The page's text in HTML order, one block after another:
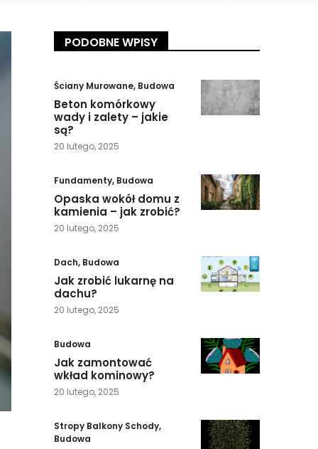
PODOBNE WPISY
Ściany Murowane, Budowa
Beton komórkowy
wady i zalety – jakie
są?
20 lutego, 2025
Fundamenty, Budowa
Opaska wokół domu z
kamienia – jak zrobić?
20 lutego, 2025
Dach, Budowa
Jak zrobić lukarnę na
dachu?
20 lutego, 2025
Budowa
Jak zamontować
wkład kominowy?
20 lutego, 2025
Stropy Balkony Schody,
Budowa